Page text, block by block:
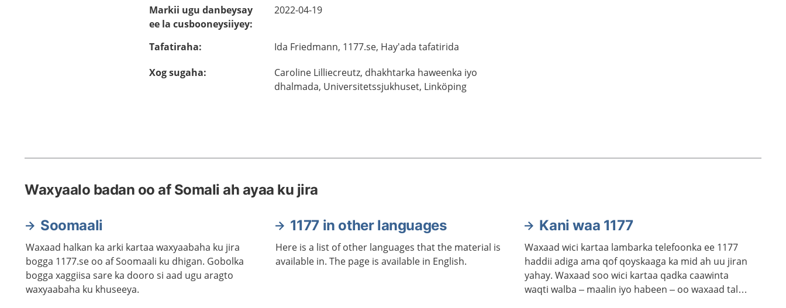
Markii ugu danbeysay
ee la cusbooneysiiyey:
2022-04-19
Tafatiraha: Ida Friedmann, 1177.se, Hay'ada tafatirida
Xog sugaha: Caroline Lilliecreutz, dhakhtarka haweenka iyo
dhalmada, Universitetssjukhuset, Linköping
Waxyaalo badan oo af Somali ah ayaa ku jira
Soomaali
Waxaad halkan ka arki kartaa waxyaabaha ku jira
bogga 1177.se oo af Soomaali ku dhigan. Gobolka
bogga xaggiisa sare ka dooro si aad ugu aragto
waxyaabaha ku khuseeya.
1177 in other languages
Here is a list of other languages that the material is
available in. The page is available in English.
Kani waa 1177
Waxaad wici kartaa lambarka telefoonka ee 1177
haddii adiga ama qof qoyskaaga ka mid ah uu jiran
yahay. Waxaad soo wici kartaa qadka caawinta
waqti walba – maalin iyo habeen – oo waxaad talo